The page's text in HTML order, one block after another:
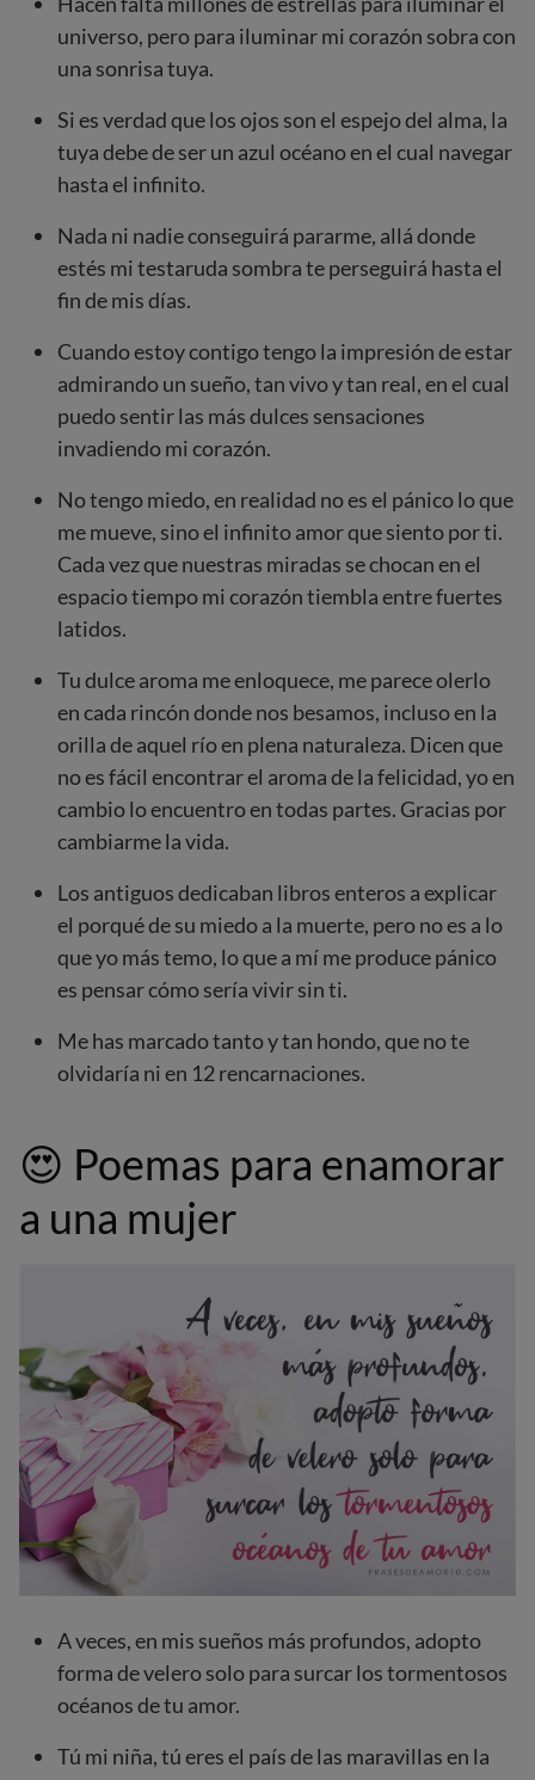
universo, pero para iluminar mi corazón sobra con
una sonrisa tuya.
Si es verdad que los ojos son el espejo del alma, la
tuya debe de ser un azul océano en el cual navegar
hasta el infinito.
Nada ni nadie conseguirá pararme, allá donde
estés mi testaruda sombra te perseguirá hasta el
fin de mis días.
Cuando estoy contigo tengo la impresión de estar
admirando un sueño, tan vivo y tan real, en el cual
puedo sentir las más dulces sensaciones
invadiendo mi corazón.
No tengo miedo, en realidad no es el pánico lo que
me mueve, sino el infinito amor que siento por ti.
Cada vez que nuestras miradas se chocan en el
espacio tiempo mi corazón tiembla entre fuertes
latidos.
Tu dulce aroma me enloquece, me parece olerlo
en cada rincón donde nos besamos, incluso en la
orilla de aquel río en plena naturaleza. Dicen que
no es fácil encontrar el aroma de la felicidad, yo en
cambio lo encuentro en todas partes. Gracias por
cambiarme la vida.
Los antiguos dedicaban libros enteros a explicar
el porqué de su miedo a la muerte, pero no es a lo
que yo más temo, lo que a mí me produce pánico
es pensar cómo sería vivir sin ti.
Me has marcado tanto y tan hondo, que no te
olvidaría ni en 12 rencarnaciones.
😍 Poemas para enamorar
a una mujer
A veces, en mis sueños más profundos, adopto
forma de velero solo para surcar los tormentosos
océanos de tu amor.
Tú mi niña, tú eres el país de las maravillas en la